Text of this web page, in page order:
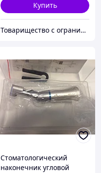
Купить
Товарищество с ограниченной ответственностью "Nabludenie.kz"
Стоматологический
наконечник угловой